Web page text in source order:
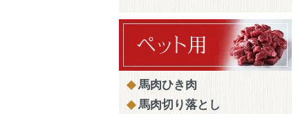
馬肉ひき肉
馬肉切り落とし